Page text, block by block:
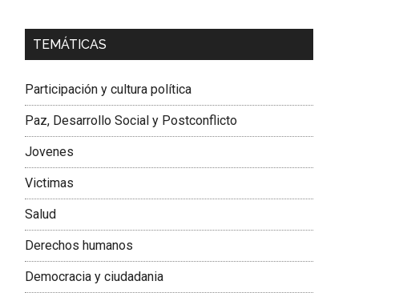
Dra. Carolina Corcho Mejía,
Latinoamericana Sur, Vicepresidenta Federación
TEMÁTICAS
Participación y cultura política
Paz, Desarrollo Social y Postconflicto
Jovenes
Victimas
Salud
Derechos humanos
Democracia y ciudadania